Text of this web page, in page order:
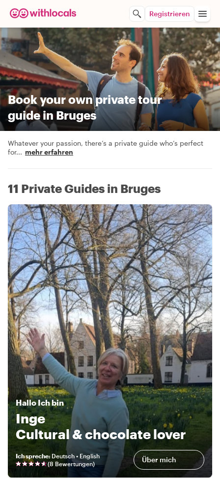
Registrieren
Book your own private tour
guide in Bruges
Whatever your passion, there’s a private guide who’s perfect
for... mehr erfahren
11 Private Guides in Bruges
Hallo Ich bin
Inge
Cultural & chocolate lover
Ich spreche: Deutsch • English
(8 Bewertungen) Über mich